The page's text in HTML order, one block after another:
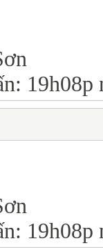
19h08p
19h08p